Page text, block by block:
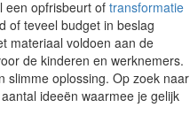
een opfrisbeurt of transformatie
of teveel budget in beslag
materiaal voldoen aan de
de kinderen en werknemers.
slimme oplossing. Op zoek naar
ideeën waarmee je gelijk